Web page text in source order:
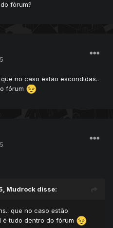
fórum?
no caso estão escondidas..
fórum
Mudrock disse:
que no caso estão
é tudo dentro do fórum